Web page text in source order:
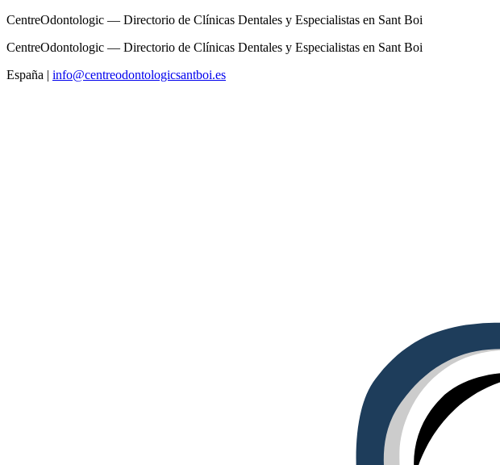
CentreOdontologic — Directorio de Clínicas Dentales y Especialistas en Sant Boi
CentreOdontologic — Directorio de Clínicas Dentales y Especialistas en Sant Boi
España | info@centreodontologicsantboi.es